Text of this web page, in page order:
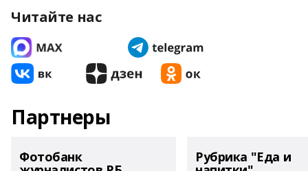
Читайте нас
Партнеры
Фотобанк Рубрика "Еда и